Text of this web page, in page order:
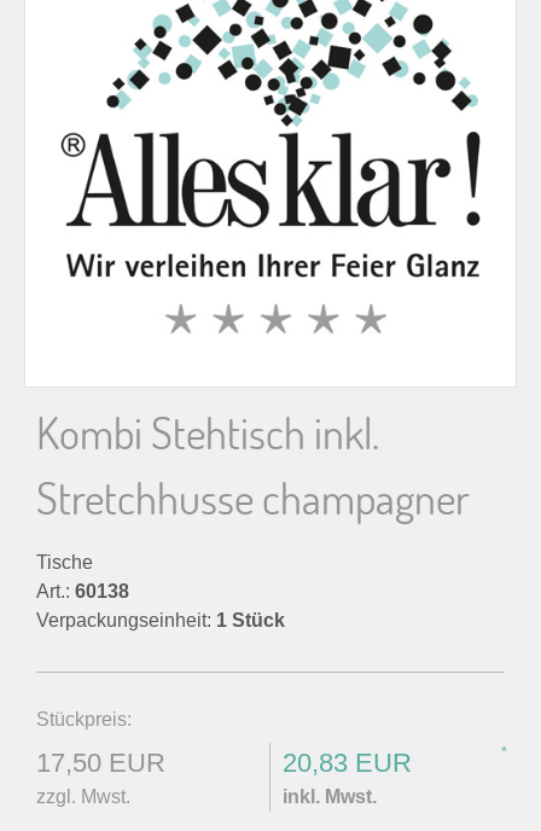
a
h
Kombi Stehtisch inkl.
Stretchhusse champagner
Tische
Art.: 60138
Verpackungseinheit: 1 Stück
Stückpreis:
17,50 EUR
zzgl. Mwst.
20,83 EUR *
inkl. Mwst.